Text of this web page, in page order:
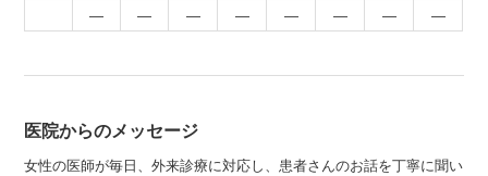
―
― ― ― ― ― ― ―
医院からのメッセージ
女性の医師が毎日、外来診療に対応し、患者さんのお話を丁寧に聞い